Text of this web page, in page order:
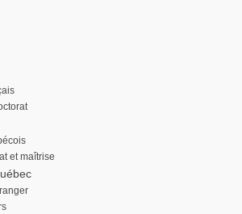
et maîtrise